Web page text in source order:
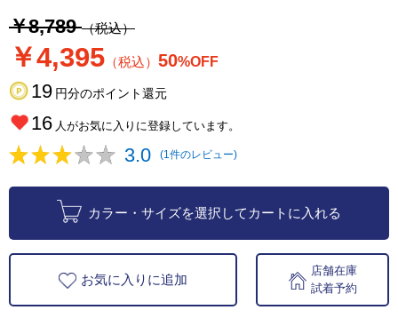
￥8,789（税込）
￥4,395 （税込） 50%OFF
19 円分のポイント還元
16 人がお気に入りに登録しています。
3.0 (1件のレビュー)
カラー・サイズを選択してカートに入れる
お気に入りに追加
店舗在庫
試着予約